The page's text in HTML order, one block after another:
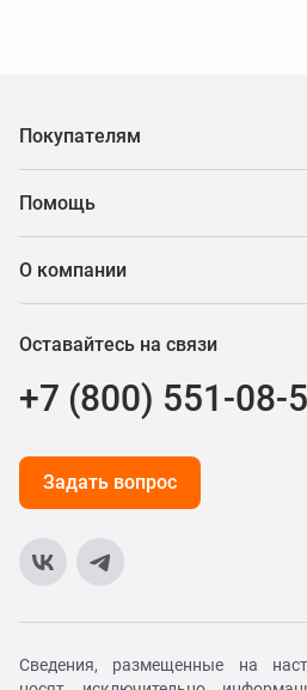
Покупателям
Помощь
О компании
Оставайтесь на связи
+7 (800) 551-08-
Задать вопрос
Сведения, размещенные на